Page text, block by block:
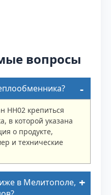
вопросы
НН02 крепиться
в которой указана
о продукте,
и технические
в Мелитополе,